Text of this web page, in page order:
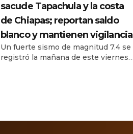
sacude Tapachula y la costa
de Chiapas; reportan saldo
blanco y mantienen vigilancia
Un fuerte sismo de magnitud 7.4 se
registró la mañana de este viernes
Soconusco. De acuerdo con el